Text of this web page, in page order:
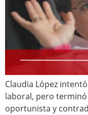
Claudia López
laboral, pero
oportunista y